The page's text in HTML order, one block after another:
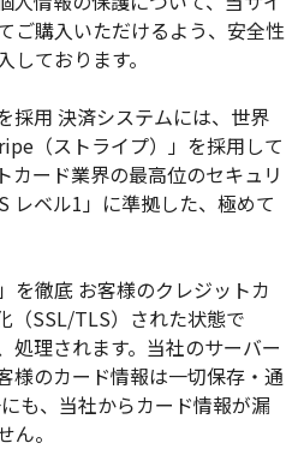
ご購入いただけるよう、安全性
ております。
採用 決済システムには、世界
（ストライプ）」を採用して
カード業界の最高位のセキュリ
レベル1」に準拠した、極めて
を徹底 お客様のクレジットカ
（SSL/TLS）された状態で
理されます。 当社のサーバー
様のカード情報は一切保存・通
も、当社からカード情報が漏
。